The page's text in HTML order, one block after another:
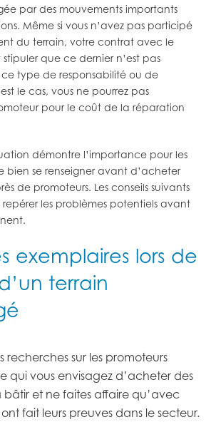
par des mouvements importants
Même si vous n’avez pas participé
du terrain, votre contrat avec le
que ce dernier n’est pas
type de responsabilité ou de
le cas, vous ne pourrez pas
pour le coût de la réparation
démontre l’importance pour les
bien se renseigner avant d’acheter
de promoteurs. Les conseils suivants
les problèmes potentiels avant
exemplaires lors de
terrain
recherches sur les promoteurs
qui vous envisagez d’acheter des
bâtir et ne faites affaire qu’avec
fait leurs preuves dans le secteur.